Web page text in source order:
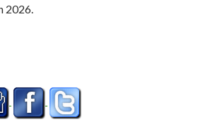
2026.
3 sin 4, Estudiantes de Río IV a primera